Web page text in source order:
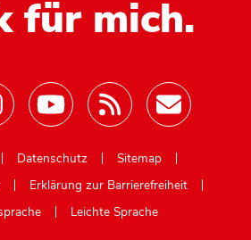
für mich.
Datenschutz
Sitemap
Erklärung zur Barrierefreiheit
Leichte Sprache